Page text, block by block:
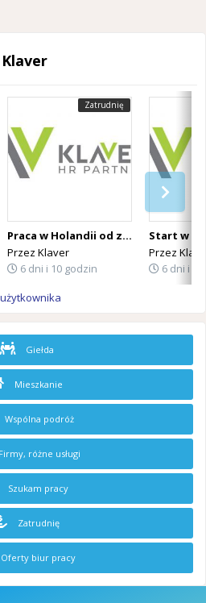
Zatrudnię
Praca w Holandii od zaraz | Różne stanowiska | Od 14,99 € brutto/h
Przez Klaver
6 dni i 10 godzin
Przez
6 dni i
Giełda
Mieszkanie
Wspólna podróż
Firmy, różne usługi
Szukam pracy
Zatrudnię
Oferty biur pracy